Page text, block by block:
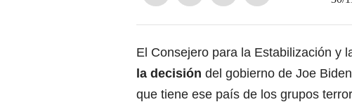
El Consejero para la Estabilización y
la decisión del gobierno de Joe Biden
que tiene ese país de los grupos